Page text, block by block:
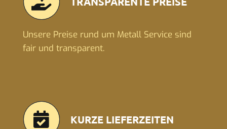
Unsere Preise rund um Metall Service sind
fair und transparent.
KURZE LIEFERZEITEN